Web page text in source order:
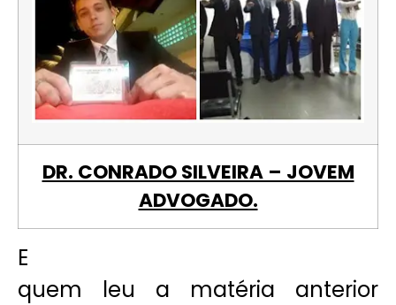
DR. CONRADO SILVEIRA – JOVEM
ADVOGADO.
E
quem leu a matéria anterior